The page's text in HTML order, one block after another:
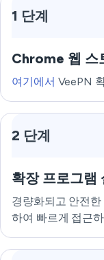
1 단계
Chrome 웹 스
여기에서 VeePN
2 단계
확장 프로그램
경량화되고 안전
하여 빠르게 접근